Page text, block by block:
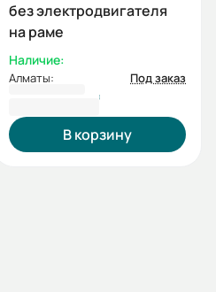
без электродвигателя
на раме
Наличие:
Алматы: Под заказ
В корзину